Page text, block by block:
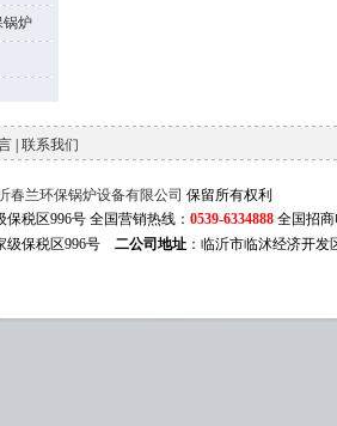
锅炉
联系我们
春兰环保锅炉设备有限公司 保留所有权利
税区996号 全国营销热线： 0539-6334888 全国招
级保税区996号 二公司地址 ：临沂市临沭经济开发